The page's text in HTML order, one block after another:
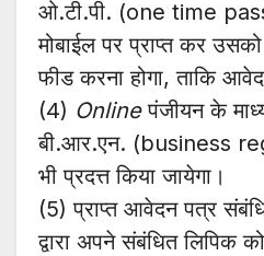
ओ.टी.पी. (one time
मोबाईल पर प्राप्त कर उसको
फीड करना होगा, ताकि
(4) Onlineपंजीयन के
बी.आर.एन. (business
भी प्रदत्त किया जायेगा।
(5) प्राप्त आवेदन पत्र
द्वारा अपने संबंधित लिपिक